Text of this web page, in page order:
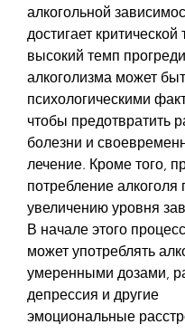
алкогольной
достигает критической
высокий темп
алкоголизма может
психологическими
чтобы предотвратить
болезни и
лечение. Кроме того,
потребление алкоголя
увеличению уровня
В начале этого
может употреблять
умеренными дозами,
депрессия и другие
эмоциональные